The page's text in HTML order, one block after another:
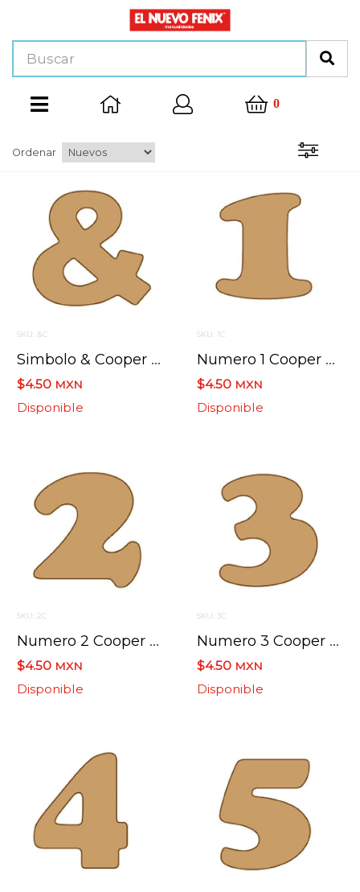
0
Ordenar
SKU: &C
Simbolo & Cooper Mini 4 X 6 Cms.
$4.50 MXN
Disponible
SKU: 1C
Numero 1 Cooper Mini 4 X 6 Cms.
$4.50 MXN
Disponible
SKU: 2C
Numero 2 Cooper Mini 4 X 6 Cms.
$4.50 MXN
Disponible
SKU: 3C
Numero 3 Cooper Mini 4 X 6 Cms.
$4.50 MXN
Disponible